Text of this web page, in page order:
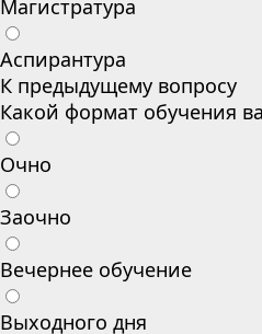
Магистратура
Аспирантура
К предыдущему вопросу
Какой формат обучения
Очно
Заочно
Вечернее обучение
Выходного дня